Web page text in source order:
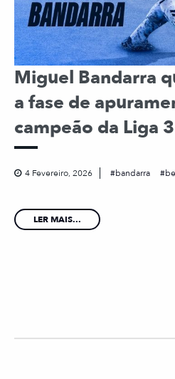
Miguel Bandarra
a fase de
campeão da Liga 3
4 Fevereiro, 2026 bandarra
LER MAIS...